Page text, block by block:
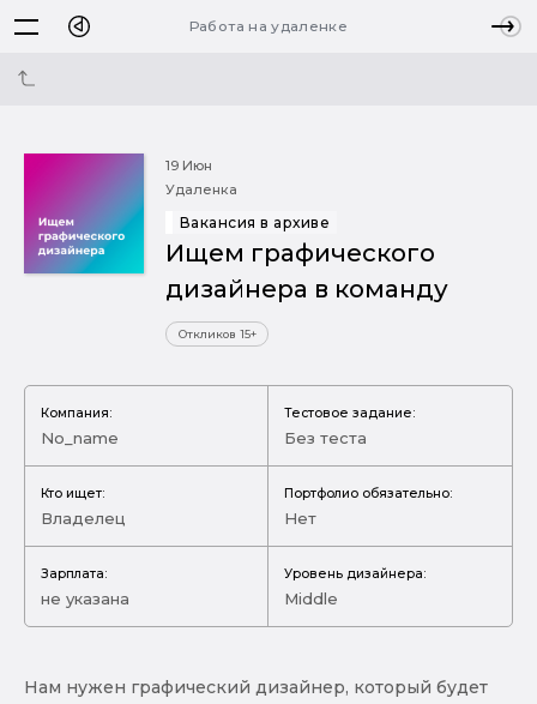
Работа на удаленке
19 Июн
Удаленка
Вакансия в архиве
Ищем графического
дизайнера в команду
Откликов 15+
Компания:
No_name
Тестовое задание:
Без теста
Кто ищет:
Владелец
Портфолио обязательно:
Нет
Зарплата:
не указана
Уровень дизайнера:
Middle
Нам нужен графический дизайнер, который будет